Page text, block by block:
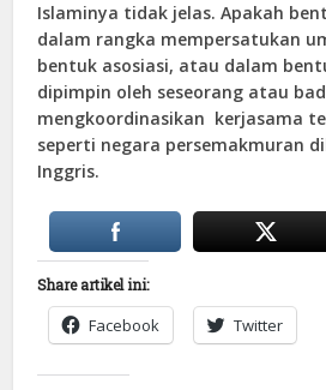
Islaminya tidak jelas. Apakah
dalam rangka mempersatukan
bentuk asosiasi, atau dalam
dipimpin oleh seseorang atau
mengkoordinasikan kerjasama
seperti negara persemakmuran
Inggris.
Share artikel ini:
Facebook Twitter